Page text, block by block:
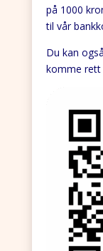
på 1000
til vår
Du kan
komme rett